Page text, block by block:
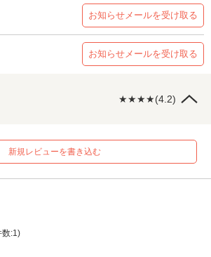
お知らせメールを受け取る
お知らせメールを受け取る
★★★★(4.2)
新規レビューを書き込む
数:1)